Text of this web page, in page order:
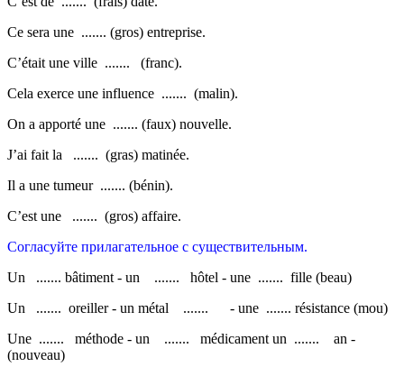
Ce sera une ....... (gros) entreprise.
C’était une ville ....... (franc).
Cela exerce une influence ....... (malin).
On a apporté une ....... (faux) nouvelle.
J’ai fait la ....... (gras) matinée.
Il a une tumeur ....... (bénin).
C’est une ....... (gros) affaire.
Согласуйте прилагательное с существительным.
Un ....... bâtiment - un ....... hôtel - une ....... fille (beau)
Un ....... oreiller - un métal ....... - une ....... résistance (mou)
Une ....... méthode - un ....... médicament un ....... an -
(nouveau)